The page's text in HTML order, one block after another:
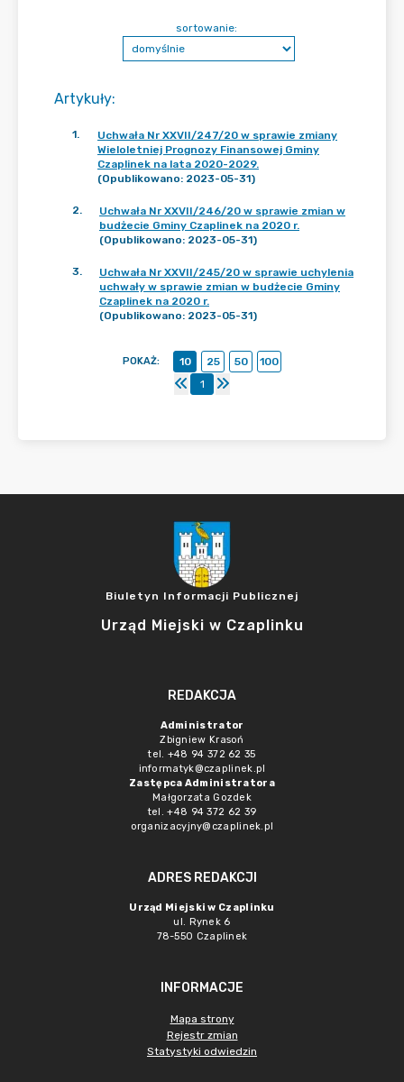
Artykuły:
sortowanie:
1.
Uchwała Nr XXVII/247/20 w sprawie zmiany
Wieloletniej Prognozy Finansowej Gminy
Czaplinek na lata 2020-2029.
(Opublikowano: 2023-05-31)
2.
Uchwała Nr XXVII/246/20 w sprawie zmian w
budżecie Gminy Czaplinek na 2020 r.
(Opublikowano: 2023-05-31)
3.
Uchwała Nr XXVII/245/20 w sprawie uchylenia
uchwały w sprawie zmian w budżecie Gminy
Czaplinek na 2020 r.
(Opublikowano: 2023-05-31)
POKAŻ: 10 25 50
100
1
Biuletyn Informacji Publicznej
Urząd Miejski w Czaplinku
REDAKCJA
Administrator
Zbigniew Krasoń
tel. +48 94 372 62 35
informatyk@czaplinek.pl
Zastępca Administratora
Małgorzata Gozdek
tel. +48 94 372 62 39
organizacyjny@czaplinek.pl
ADRES REDAKCJI
Urząd Miejski w Czaplinku
ul. Rynek 6
78-550 Czaplinek
INFORMACJE
Mapa strony
Rejestr zmian
Statystyki odwiedzin